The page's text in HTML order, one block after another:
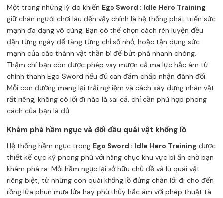
Một trong những lý do khiến Ego Sword : Idle Hero Training
giữ chân người chơi lâu đến vậy chính là hệ thống phát triển sức
mạnh đa dạng vô cùng. Bạn có thể chọn cách rèn luyện đều
đặn từng ngày để tăng từng chỉ số nhỏ, hoặc tận dụng sức
mạnh của các thánh vật thần bí để bứt phá nhanh chóng.
Thậm chí bạn còn được phép vay mượn cả ma lực hắc ám từ
chính thanh Ego Sword nếu đủ can đảm chấp nhận đánh đổi.
Mỗi con đường mang lại trải nghiệm và cách xây dựng nhân vật
rất riêng, không có lối đi nào là sai cả, chỉ cần phù hợp phong
cách của bạn là đủ.
Khám phá hầm ngục và đối đầu quái vật khổng lồ
Hệ thống hầm ngục trong Ego Sword : Idle Hero Training được
thiết kế cực kỳ phong phú với hàng chục khu vực bí ẩn chờ bạn
khám phá ra. Mỗi hầm ngục lại sở hữu chủ đề và lũ quái vật
riêng biệt, từ những con quái khổng lồ đứng chắn lối đi cho đến
rồng lửa phun mưa lửa hay phù thủy hắc ám với phép thuật tà